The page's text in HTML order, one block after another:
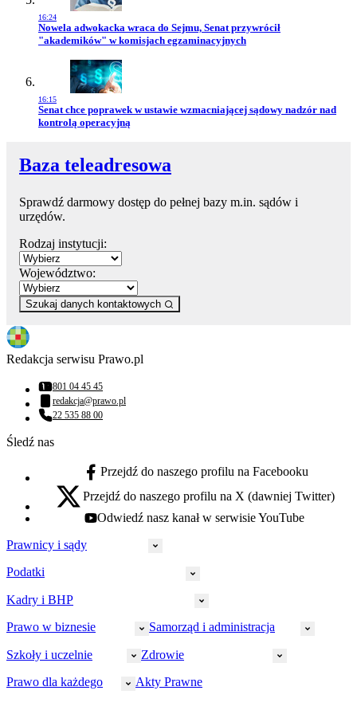
16:24
Przejdź do artykułu:
Nowela adwokacka wraca do Sejmu, Senat przywrócił
"akademików" w komisjach egzaminacyjnych
16:15
Przejdź do artykułu:
Senat chce poprawek w ustawie wzmacniającej sądowy nadzór nad
kontrolą operacyjną
Baza teleadresowa
Sprawdź darmowy dostęp do pełnej bazy m.in. sądów i
urzędów.
Rodzaj instytucji:
Województwo:
Szukaj danych kontaktowych
Redakcja serwisu Prawo.pl
Numer telefonu:
801 04 45 45
Adres email:
redakcja@prawo.pl
Numer telefonu:
22 535 88 00
Śledź nas
facebook - otwiera się w nowej karcie
Przejdź do naszego profilu na Facebooku
x - otwiera się w nowej karcie
Przejdź do naszego profilu na X (dawniej Twitter)
youtube - otwiera się w nowej karcie
Odwiedź nasz kanał w serwisie YouTube
Prawnicy i sądy
Prawnicy
Policja
Strefa aplikanta
Sędziowie
Podatki
CIT
Akcyza
Rachunkowość
Kadry i BHP
HR
Ubezpieczenia społeczne
Prawo w biznesie
Małe i średnie firmy
Samorząd i administracja
Bezpieczeństwo publiczne
Szkoły i uczelnie Zdrowie
Prawo dla każdego Akty Prawne